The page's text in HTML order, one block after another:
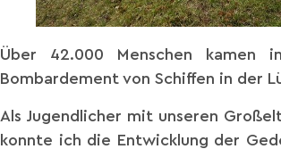
Über 42.000 Menschen kamen
Bombardement von Schiffen in der
Als Jugendlicher mit unseren
konnte ich die Entwicklung der